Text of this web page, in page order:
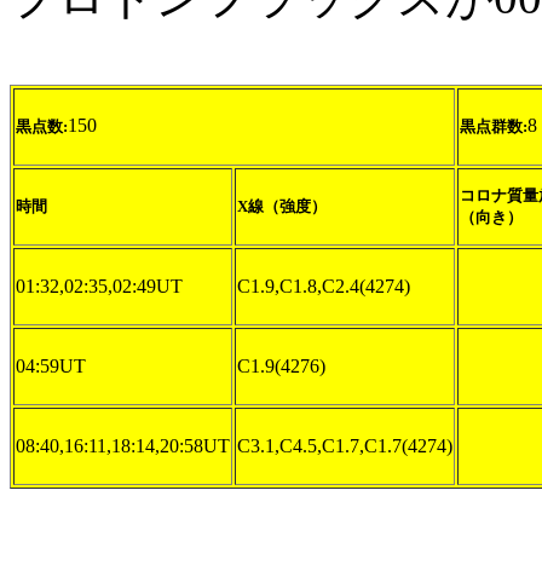
黒点数:150 黒点群数:8
時間 X線（強度）
コロナ質
（向き）
01:32,02:35,02:49UT C1.9,C1.8,C2.4(4274)
04:59UT C1.9(4276)
08:40,16:11,18:14,20:58UT C3.1,C4.5,C1.7,C1.7(4274)